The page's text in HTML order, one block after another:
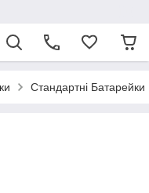
Стандартні Батарейки